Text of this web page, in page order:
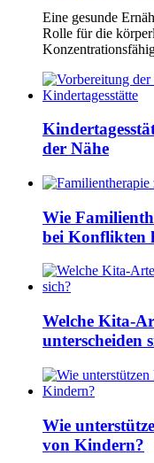
Eine gesunde
Rolle für die
der Nähe
Wie
bei Konflikten
Welche Kita-
unterscheiden
Wie
von Kindern?